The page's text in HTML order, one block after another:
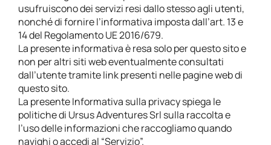
usufruiscono dei servizi resi dallo stesso agli utenti,
nonché di fornire l’informativa imposta dall’art. 13 e
14 del Regolamento UE 2016/679.
La presente informativa è resa solo per questo sito e
non per altri siti web eventualmente consultati
dall’utente tramite link presenti nelle pagine web di
questo sito.
La presente Informativa sulla privacy spiega le
politiche di Ursus Adventures Srl sulla raccolta e
l’uso delle informazioni che raccogliamo quando
navighi o accedi al “Servizio”.